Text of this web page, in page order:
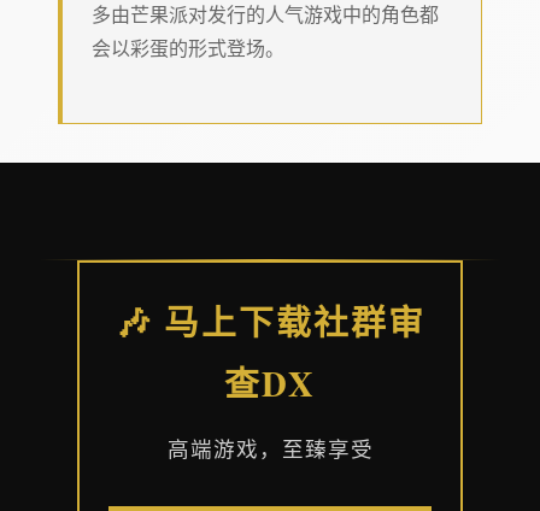
多由芒果派对发行的人气游戏中的角色都
会以彩蛋的形式登场。
🎶 马上下载社群审
查DX
高端游戏，至臻享受